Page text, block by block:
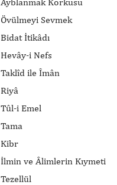
Övülmeyi Sevmek
Bidat İtikâdı
Hevây-i Nefs
Taklîd ile Îmân
Riyâ
Tûl-i Emel
Tama
Kibr
İlmin ve Âlimlerin Kıymeti
Tezellül